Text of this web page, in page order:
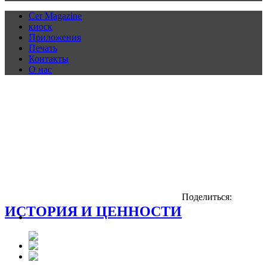
Cer Magazine
киоск
Приложения
Печать
Контакты
О нас
ИСТОРИЯ И ЦЕННОСТИ
Поделиться: